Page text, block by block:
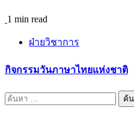
1 min read
ฝ่ายวิชาการ
กิจกรรมวันภาษาไทยแห่งชาติ
ค้นหา